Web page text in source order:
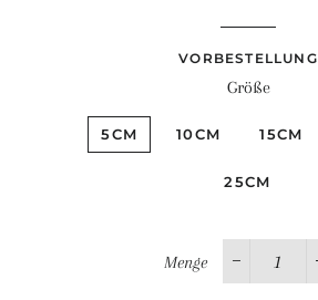
VORBESTELLUNG
Größe
5CM 10CM 15CM
25CM
Menge
−